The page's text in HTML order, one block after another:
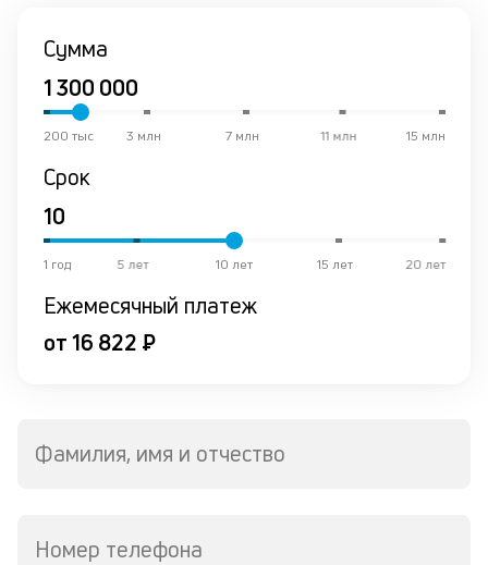
Сумма
15 млн
11 млн
7 млн
3 млн
200 тыс
Срок
20 лет
15 лет
10 лет
5 лет
1 год
Ежемесячный платеж
от 16 822 ₽
Фамилия, имя и отчество
Номер телефона